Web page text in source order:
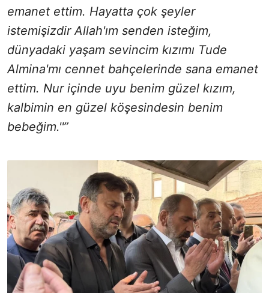
emanet ettim. Hayatta çok şeyler
istemişizdir Allah'ım senden isteğim,
dünyadaki yaşam sevincim kızımı Tude
Almina'mı cennet bahçelerinde sana emanet
ettim. Nur içinde uyu benim güzel kızım,
kalbimin en güzel köşesindesin benim
bebeğim.''”